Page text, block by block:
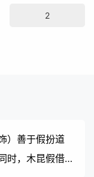
2
）善于假扮道
时，木昆假借神